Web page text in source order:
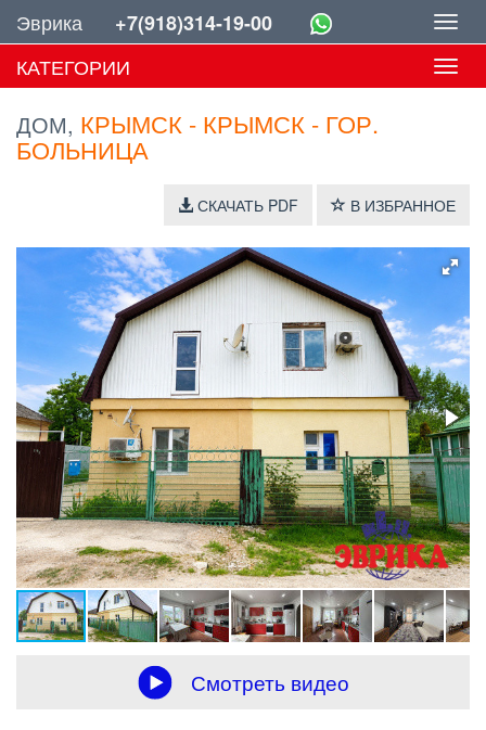
Эврика +7(918)314-19-00
КАТЕГОРИИ
ДОМ, КРЫМСК - КРЫМСК - ГОР.
БОЛЬНИЦА
СКАЧАТЬ PDF В ИЗБРАННОЕ
Смотреть видео